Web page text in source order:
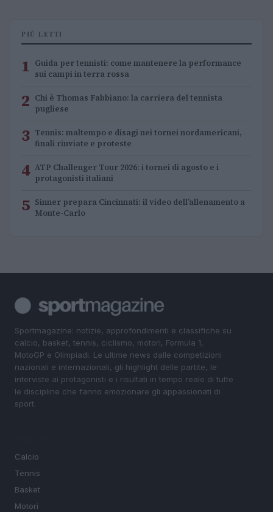
PIÙ LETTI
1 Guida per tennisti: come mantenere la performance
sui campi in terra rossa
2 Chi è Thomas Fabbiano: la carriera del tennista
pugliese
3 Tennis: maltempo e disagi nei tornei nordamericani,
finali rinviate e proteste
4 ATP Challenger Tour 2026: i tornei di agosto e i
protagonisti italiani
5 Sinner prepara Cincinnati: il video dell’allenamento a
Monte-Carlo
Sportmagazine: notizie, approfondimenti e classifiche su
calcio, basket, tennis, ciclismo, motori, Formula 1,
MotoGP e Olimpiadi. Le ultime news dalle competizioni
nazionali e internazionali, gli highlight delle partite, le
interviste ai protagonisti e i risultati in tempo reale di tutte
le discipline che fanno emozionare gli appassionati di
sport.
Calcio
Tennis
Basket
Motori